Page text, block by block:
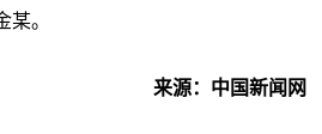
某。
来源：中国新闻网